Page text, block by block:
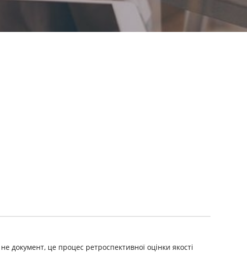
документ, це процес ретроспективної оцінки якості